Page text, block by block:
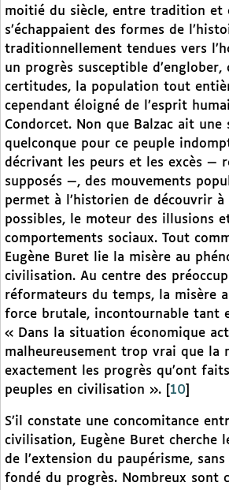
moitié du siècle, entre tradition et
s’échappaient des formes de
traditionnellement tendues vers
un progrès susceptible d’englober,
certitudes, la population tout
cependant éloigné de l’esprit
Condorcet. Non que Balzac ait une
quelconque pour ce peuple
décrivant les peurs et les excès —
supposés —, des mouvements
permet à l’historien de découvrir
possibles, le moteur des illusions
comportements sociaux. Tout
Eugène Buret lie la misère au
civilisation. Au centre des
réformateurs du temps, la misère
force brutale, incontournable tant
« Dans la situation économique
malheureusement trop vrai que la
exactement les progrès qu’ont
peuples en civilisation ».
10
S’il constate une concomitance
civilisation, Eugène Buret cherche
de l’extension du paupérisme,
fondé du progrès. Nombreux sont